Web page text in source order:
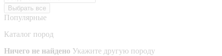
Выбрать все
Популярные
Каталог пород
Ничего не найдено Укажите другую породу